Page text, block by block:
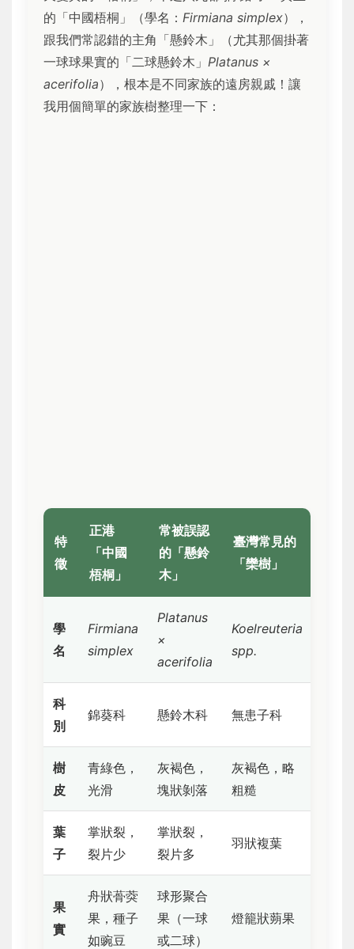
的「中國梧桐」（學名： Firmiana simplex），
跟我們常認錯的主角「懸鈴木」（尤其那個掛著
一球球果實的「二球懸鈴木」 Platanus ×
acerifolia），根本是不同家族的遠房親戚！讓
我用個簡單的家族樹整理一下：
特
徵
正港
「中國
梧桐」
常被誤認
的「懸鈴
木」
臺灣常見的
「欒樹」
學
名
Firmiana
simplex
Platanus
×
acerifolia
Koelreuteria
spp.
科
別
錦葵科 懸鈴木科 無患子科
樹
皮
青綠色，
光滑
灰褐色，
塊狀剝落
灰褐色，略
粗糙
葉
子
掌狀裂，
裂片少
掌狀裂，
裂片多
羽狀複葉
果
實
舟狀蓇葖
果，種子
如豌豆
球形聚合
果（一球
或二球）
燈籠狀蒴果